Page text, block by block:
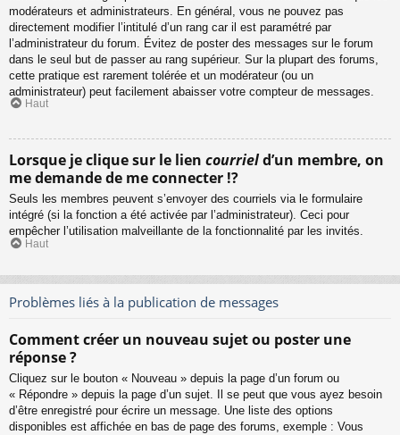
modérateurs et administrateurs. En général, vous ne pouvez pas
directement modifier l’intitulé d’un rang car il est paramétré par
l’administrateur du forum. Évitez de poster des messages sur le forum
dans le seul but de passer au rang supérieur. Sur la plupart des forums,
cette pratique est rarement tolérée et un modérateur (ou un
administrateur) peut facilement abaisser votre compteur de messages.
Haut
Lorsque je clique sur le lien courrield’un membre, on
me demande de me connecter !?
Seuls les membres peuvent s’envoyer des courriels via le formulaire
intégré (si la fonction a été activée par l’administrateur). Ceci pour
empêcher l’utilisation malveillante de la fonctionnalité par les invités.
Haut
Problèmes liés à la publication de messages
Comment créer un nouveau sujet ou poster une
réponse ?
Cliquez sur le bouton « Nouveau » depuis la page d’un forum ou
« Répondre » depuis la page d’un sujet. Il se peut que vous ayez besoin
d’être enregistré pour écrire un message. Une liste des options
disponibles est affichée en bas de page des forums, exemple : Vous